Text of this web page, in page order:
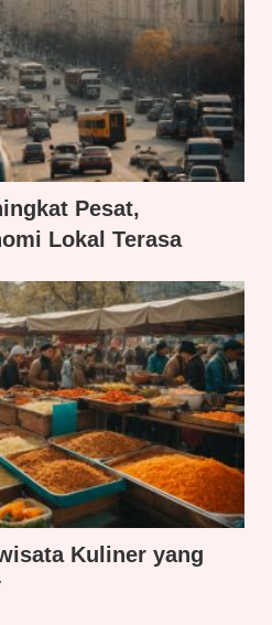
Pesat,
Lokal Terasa
Kuliner yang